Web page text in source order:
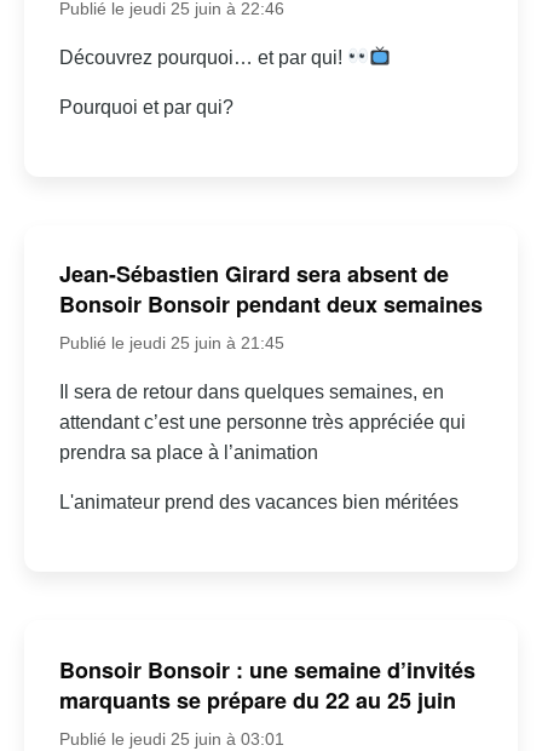
Publié le jeudi 25 juin à 22:46
Découvrez pourquoi… et par qui!
Pourquoi et par qui?
Jean-Sébastien Girard sera absent de
Bonsoir Bonsoir pendant deux semaines
Publié le jeudi 25 juin à 21:45
Il sera de retour dans quelques semaines, en
attendant c’est une personne très appréciée qui
prendra sa place à l’animation
L'animateur prend des vacances bien méritées
Bonsoir Bonsoir : une semaine d’invités
marquants se prépare du 22 au 25 juin
Publié le jeudi 25 juin à 03:01